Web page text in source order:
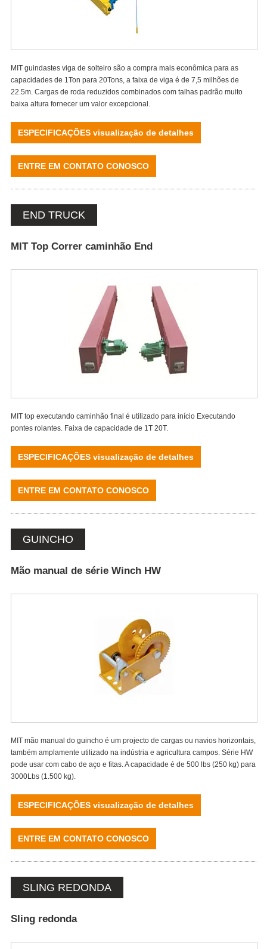
MIT guindastes viga de solteiro são a compra mais econômica para as
capacidades de 1Ton para 20Tons, a faixa de viga é de 7,5 milhões de
22.5m. Cargas de roda reduzidos combinados com talhas padrão muito
baixa altura fornecer um valor excepcional.
ESPECIFICAÇÕES visualização de detalhes
ENTRE EM CONTATO CONOSCO
END TRUCK
MIT Top Correr caminhão End
MIT top executando caminhão final é utilizado para início Executando
pontes rolantes. Faixa de capacidade de 1T 20T.
ESPECIFICAÇÕES visualização de detalhes
ENTRE EM CONTATO CONOSCO
GUINCHO
Mão manual de série Winch HW
MIT mão manual do guincho é um projecto de cargas ou navios horizontais,
também amplamente utilizado na indústria e agricultura campos. Série HW
pode usar com cabo de aço e fitas. A capacidade é de 500 lbs (250 kg) para
3000Lbs (1.500 kg).
ESPECIFICAÇÕES visualização de detalhes
ENTRE EM CONTATO CONOSCO
SLING REDONDA
Sling redonda